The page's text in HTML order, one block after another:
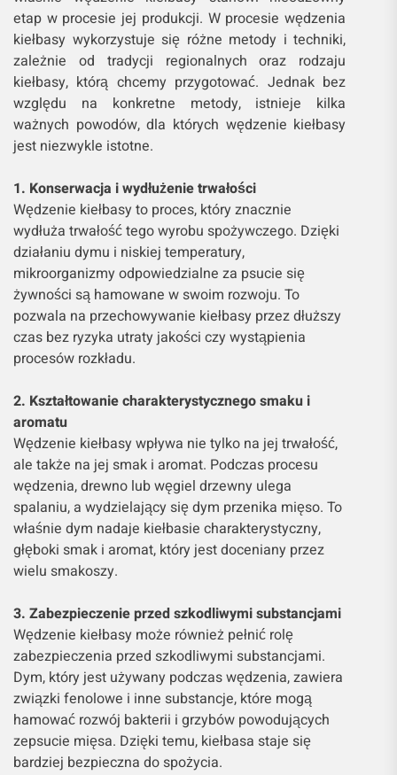
etap w procesie jej produkcji. W procesie wędzenia
kiełbasy wykorzystuje się różne metody i techniki,
zależnie od tradycji regionalnych oraz rodzaju
kiełbasy, którą chcemy przygotować. Jednak bez
względu na konkretne metody, istnieje kilka
ważnych powodów, dla których wędzenie kiełbasy
jest niezwykle istotne.
1. Konserwacja i wydłużenie trwałości
Wędzenie kiełbasy to proces, który znacznie
wydłuża trwałość tego wyrobu spożywczego. Dzięki
działaniu dymu i niskiej temperatury,
mikroorganizmy odpowiedzialne za psucie się
żywności są hamowane w swoim rozwoju. To
pozwala na przechowywanie kiełbasy przez dłuższy
czas bez ryzyka utraty jakości czy wystąpienia
procesów rozkładu.
2. Kształtowanie charakterystycznego smaku i
aromatu
Wędzenie kiełbasy wpływa nie tylko na jej trwałość,
ale także na jej smak i aromat. Podczas procesu
wędzenia, drewno lub węgiel drzewny ulega
spalaniu, a wydzielający się dym przenika mięso. To
właśnie dym nadaje kiełbasie charakterystyczny,
głęboki smak i aromat, który jest doceniany przez
wielu smakoszy.
3. Zabezpieczenie przed szkodliwymi substancjami
Wędzenie kiełbasy może również pełnić rolę
zabezpieczenia przed szkodliwymi substancjami.
Dym, który jest używany podczas wędzenia, zawiera
związki fenolowe i inne substancje, które mogą
hamować rozwój bakterii i grzybów powodujących
zepsucie mięsa. Dzięki temu, kiełbasa staje się
bardziej bezpieczna do spożycia.